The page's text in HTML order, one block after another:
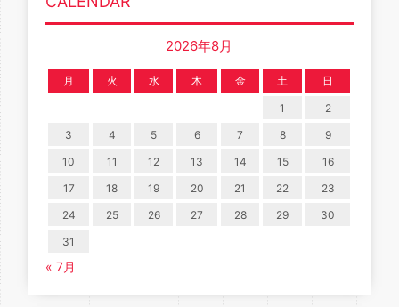
2026年8月
月 火 水 木 金 土 日
1
2
3
4 5 6 7 8
9
10
11 12 13 14 15
16
17
18 19 20 21 22
23
24
25 26 27 28 29
30
31
« 7月